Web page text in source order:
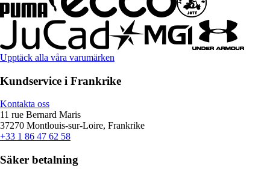
Upptäck alla våra varumärken
Kundservice i Frankrike
Kontakta oss
11 rue Bernard Maris
37270 Montlouis-sur-Loire, Frankrike
+33 1 86 47 62 58
Säker betalning